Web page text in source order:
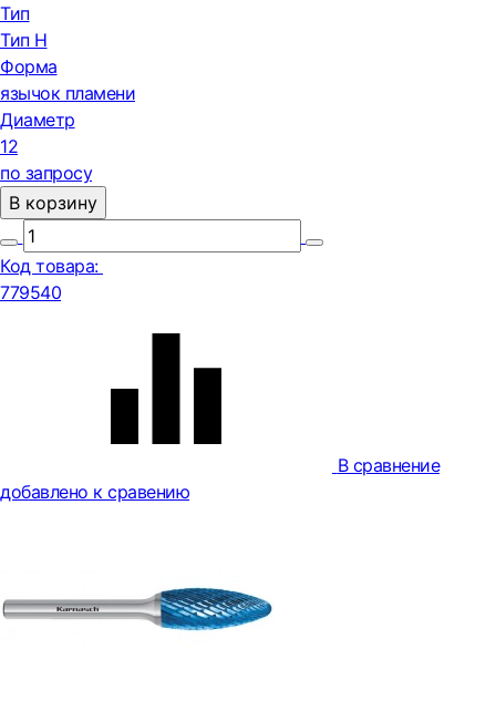
Тип
Тип H
Форма
язычок пламени
Диаметр
12
по запросу
В корзину
Код товара:
779540
В сравнение
добавлено к сравению